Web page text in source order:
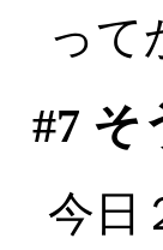
って
#7 そ
今日